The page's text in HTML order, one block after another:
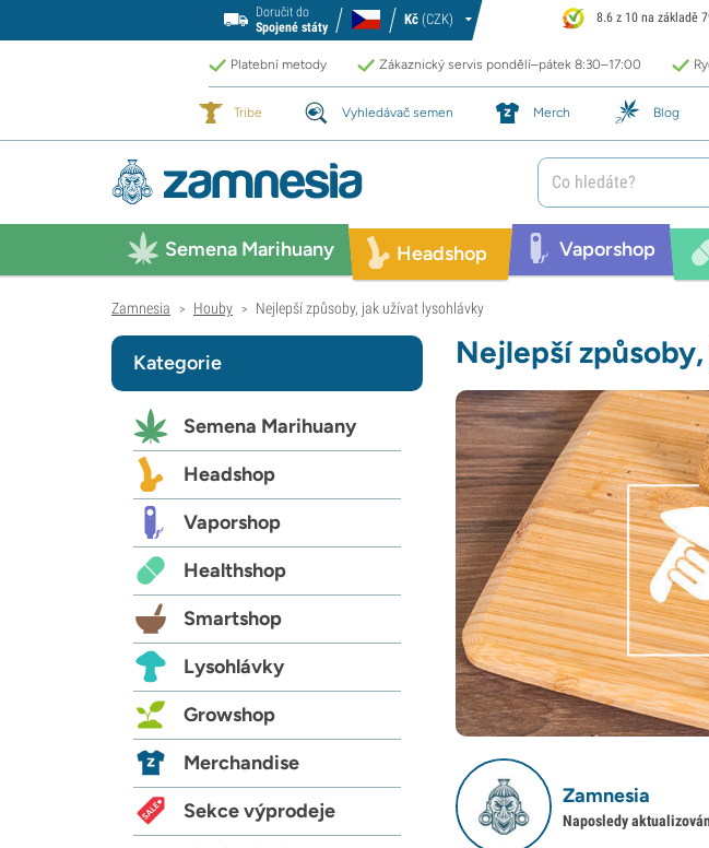
Doručit do
Spojené státy
Kč (CZK) 8.6 z 10 na základě
Platební metody Zákaznický servis pondělí–pátek 8:30–17:00
Tribe Vyhledávač semen Merch Blog
Semena Marihuany Headshop Vaporshop
Zamnesia > Houby > Nejlepší způsoby, jak užívat lysohlávky
Nejlepší
Zamnesia
Naposledy
Kategorie
Semena Marihuany
Headshop
Vaporshop
Healthshop
Smartshop
Lysohlávky
Growshop
Merchandise
Sekce výprodeje